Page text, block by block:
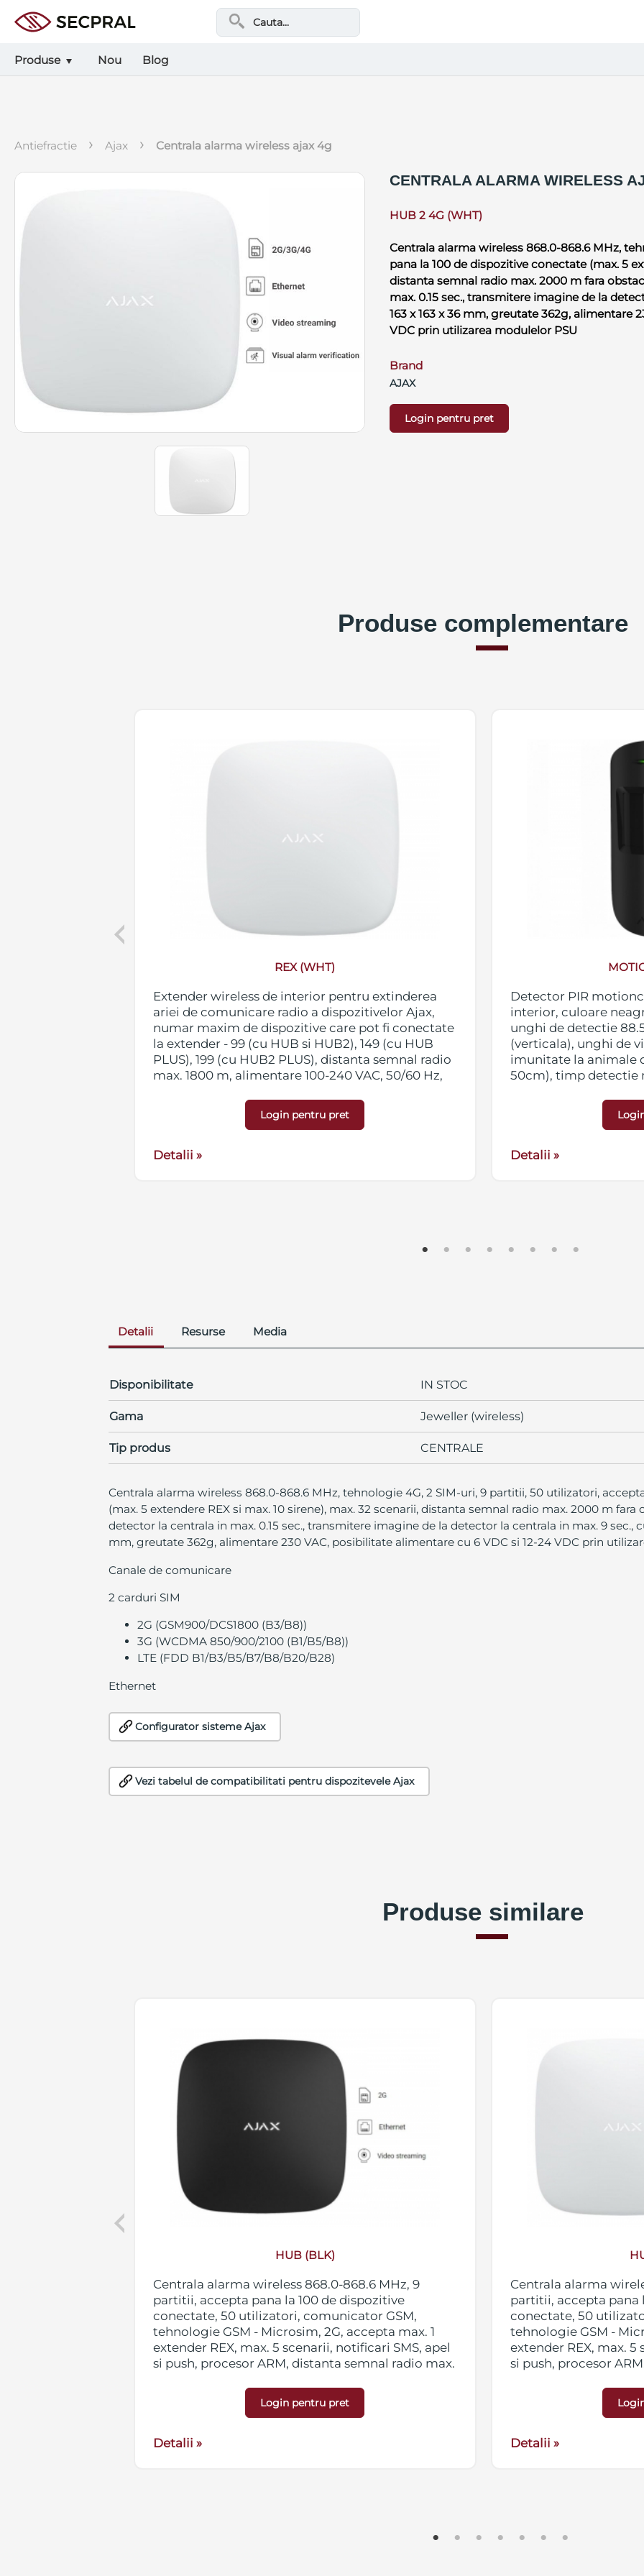
Produse Nou Blog
antiefractie › ajax › centrala alarma wireless ajax 4g
CENTRALA ALARMA WIRELESS
HUB 2 4G (WHT)
Centrala alarma wireless 868.0-868.6 MHz,
pana la 100 de dispozitive conectate (max. 5
distanta semnal radio max. 2000 m fara
max. 0.15 sec., transmitere imagine de la
163 x 163 x 36 mm, greutate 362g, alimentare
VDC prin utilizarea modulelor PSU
Brand
AJAX
Login pentru pret
Produse complementare
Previous
REX (WHT)
Extender wireless de interior pentru extinderea
ariei de comunicare radio a dispozitivelor Ajax,
numar maxim de dispozitive care pot fi conectate
la extender - 99 (cu HUB si HUB2), 149 (cu HUB
PLUS), 199 (cu HUB2 PLUS), distanta semnal radio
max. 1800 m, alimentare 100-240 VAC, 50/60 Hz,
Login pentru pret
Detalii »
Detector PIR
interior, culoare
unghi de detectie
(verticala), unghi de
imunitate la animale
50cm), timp detectie
baterii CR123A, 3 V,
greutate 167g.
Detalii »
Detalii Resurse Media
Disponibilitate IN STOC
Gama Jeweller (wireless)
Tip produs CENTRALE
Centrala alarma wireless 868.0-868.6 MHz, tehnologie 4G, 2 SIM-uri, 9 partitii, 50 utilizatori,
(max. 5 extendere REX si max. 10 sirene), max. 32 scenarii, distanta semnal radio max. 2000 m
detector la centrala in max. 0.15 sec., transmitere imagine de la detector la centrala in max. 9 sec.,
mm, greutate 362g, alimentare 230 VAC, posibilitate alimentare cu 6 VDC si 12-24 VDC prin
Canale de comunicare
2 carduri SIM
2G (GSM900/DCS1800 (B3/B8))
3G (WCDMA 850/900/2100 (B1/B5/B8))
LTE (FDD B1/B3/B5/B7/B8/B20/B28)
Ethernet
Configurator sisteme Ajax
Vezi tabelul de compatibilitati pentru dispozitevele Ajax
Produse similare
Previous
HUB (BLK)
Centrala alarma wireless 868.0-868.6 MHz, 9
partitii, accepta pana la 100 de dispozitive
conectate, 50 utilizatori, comunicator GSM,
tehnologie GSM - Microsim, 2G, accepta max. 1
extender REX, max. 5 scenarii, notificari SMS, apel
si push, procesor ARM, distanta semnal radio max.
mm, greutate 350g, alimentare 230 VAC,
posibilitate alimentare cu 6 VDC si 12-24 VDC prin
Login pentru pret
Detalii »
Centrala alarma
partitii, accepta pana
conectate, 50
tehnologie GSM -
extender REX, max. 5
si push, procesor
mm, greutate 350g,
posibilitate
Detalii »